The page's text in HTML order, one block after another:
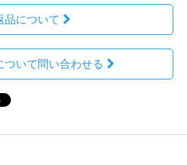
品について
ついて問い合わせる